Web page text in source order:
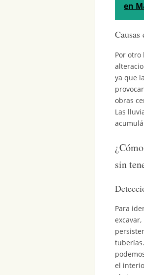
en
Causas
Por otro
ya que
obras
Las
sin
Para
el